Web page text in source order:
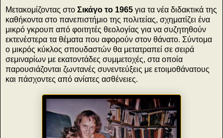
Μετακομίζοντας στο Σικάγο το 1965 για τα νέα διδακτικά της
καθήκοντα στο πανεπιστήμιο της πολιτείας, σχηματίζει ένα
μικρό γκρουπ από φοιτητές θεολογίας για να συζητηθούν
εκτενέστερα τα θέματα που αφορούν στον θάνατο. Σύντομα
ο μικρός κύκλος σπουδαστών θα μετατραπεί σε σειρά
σεμιναρίων με εκατοντάδες συμμετοχές, στα οποία
παρουσιάζονται ζωντανές συνεντεύξεις με ετοιμοθάνατους
και πάσχοντες από ανίατες ασθένειες.